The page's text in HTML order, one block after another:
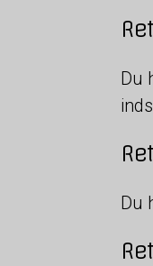
Du
Du